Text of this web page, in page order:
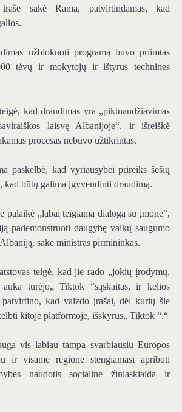
sakė Rama, patvirtindamas, kad
užblokuoti programą buvo priimtas
tėvų ir mokytojų ir ištyrus technines
kad draudimas yra „piktnaudžiavimas
laisvę Albanijoje“, ir išreiškė
procesas nebuvo užtikrintas.
paskelbė, kad vyriausybei prireiks šešių
kad būtų galima įgyvendinti draudimą.
palaikė „labai teigiamą dialogą su įmone“,
pademonstruoti daugybę vaikų saugumo
sakė ministras pirmininkas.
teigė, kad jie rado „jokių įrodymų,
turėjo„ Tiktok “sąskaitas, ir kelios
kad vaizdo įrašai, dėl kurių šie
kitoje platformoje, išskyrus„ Tiktok “.“
vis labiau tampa svarbiausiu Europos
ir visame regione stengiamasi apriboti
naudotis socialine žiniasklaida ir